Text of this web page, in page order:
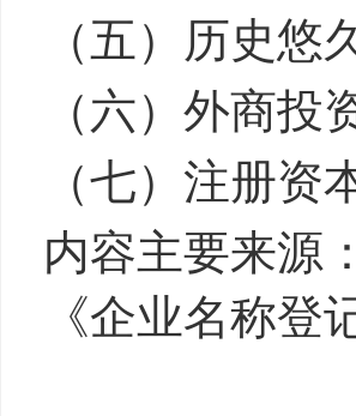
（五）历史
（六）外商投
（七）注册
内容主要来源
《企业名称